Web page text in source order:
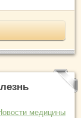
медицины